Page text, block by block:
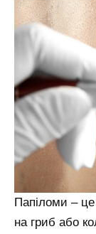
Папіломи – це
на гриб або